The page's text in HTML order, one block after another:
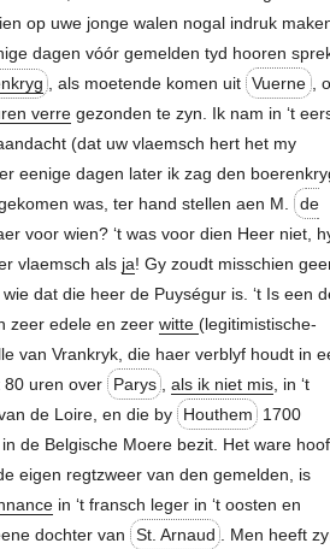
op uwe jonge walen nogal indruk
dagen vóór gemelden tyd hooren
, als moetende komen uit Vuerne
,
verregezonden te zyn. Ik nam in ‘t
(dat uw vlaemsch hert het my
eenige dagen later ik zag den
was, ter hand stellen aen M.
de
voor wien? ‘t was voor dien Heer niet,
vlaemsch als ja! Gy zoudt misschien
dat die heer de Puységur is. ‘t Is een
zeer edele en zeer witte (legitimistische-
van Vrankryk, die haer verblyf houdt in
80 uren over
Parys ,als ik niet mis , in ‘t
de Loire, en die by
Houthem
1700
de Belgische Moere bezit. Het ware
eigen regtzweer van den gemelden, is
in ‘t fransch leger in ‘t oosten en
dochter van
St. Arnaud
. Men heeft